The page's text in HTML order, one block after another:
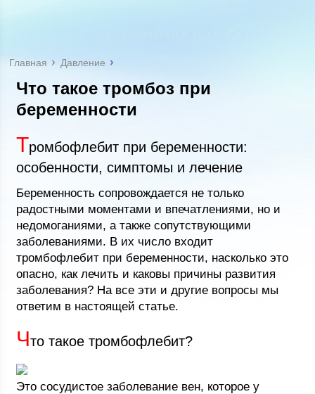
Главная Давление
Что такое тромбоз при
беременности
Тромбофлебит при беременности:
особенности, симптомы и лечение
Беременность сопровождается не только
радостными моментами и впечатлениями, но и
недомоганиями, а также сопутствующими
заболеваниями. В их число входит
тромбофлебит при беременности, насколько это
опасно, как лечить и каковы причины развития
заболевания? На все эти и другие вопросы мы
ответим в настоящей статье.
Что такое тромбофлебит?
Это сосудистое заболевание вен, которое у